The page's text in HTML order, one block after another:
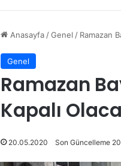
Anasayfa /Genel / Ramazan
Genel
Ramazan
Kapalı
20.05.2020 Son Güncelleme